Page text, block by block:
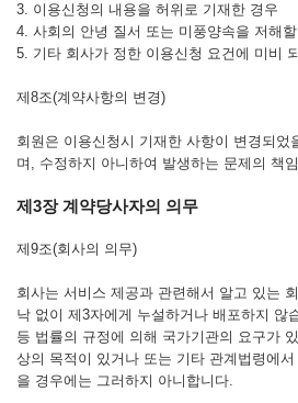
3. 이용신청의 내용을 허위로 기재한 경우
4. 사회의 안녕 질서 또는 미풍양속을 저해
5. 기타 회사가 정한 이용신청 요건에 미비
제8조(계약사항의 변경)
회원은 이용신청시 기재한 사항이 변경되었
며, 수정하지 아니하여 발생하는 문제의 책
제3장 계약당사자의 의무
제9조(회사의 의무)
회사는 서비스 제공과 관련해서 알고 있는
낙 없이 제3자에게 누설하거나 배포하지 않
등 법률의 규정에 의해 국가기관의 요구가
상의 목적이 있거나 또는 기타 관계법령에
을 경우에는 그러하지 아니합니다.